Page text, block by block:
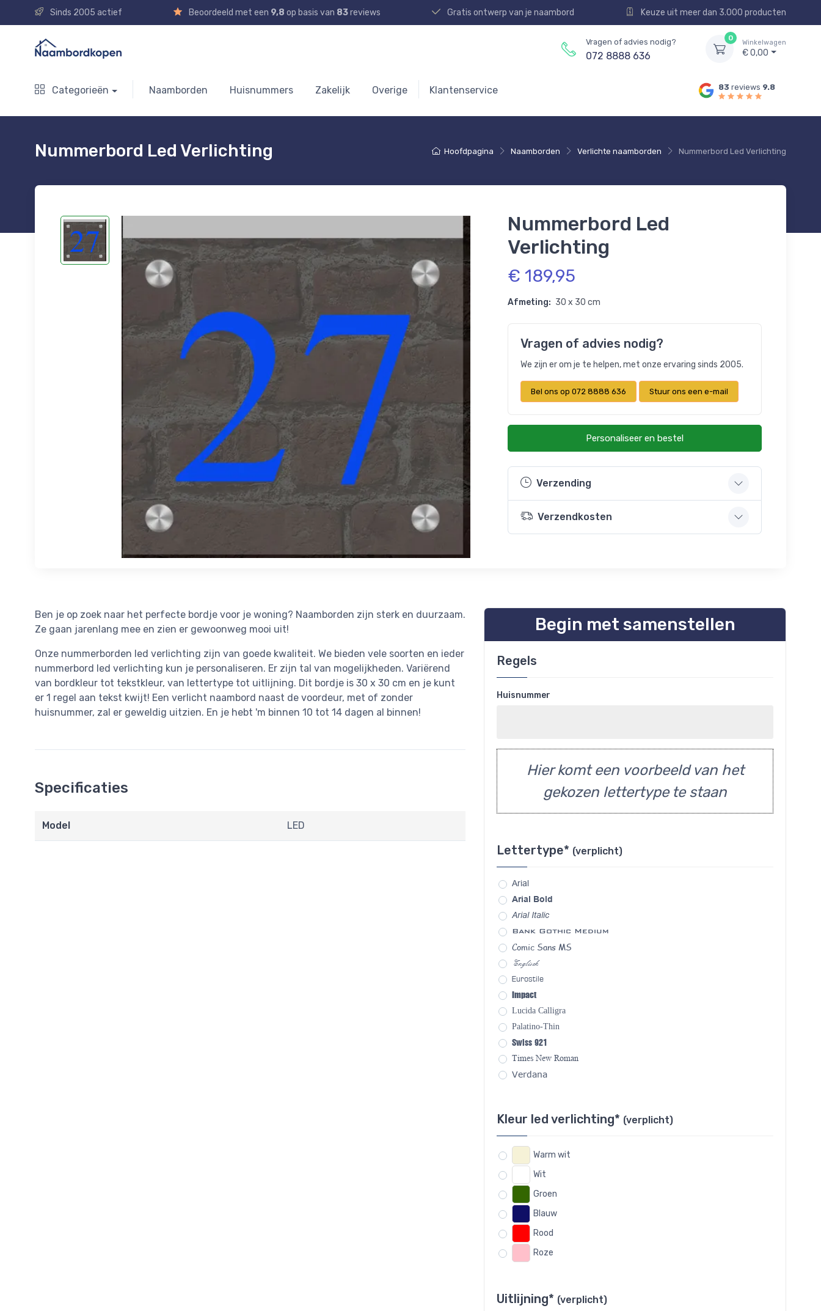
Sinds 2005 actief Beoordeeld met een 9,8 op basis van 83reviews Gratis ontwerp van je naambord Keuze uit meer dan 3.000 producten
Vragen of advies nodig?
072 8888 636
0
Winkelwagen
€ 0,00
Categorieën Naamborden Huisnummers Zakelijk Overige Klantenservice 83 reviews 9.8
Hoofdpagina Naamborden Verlichte naamborden Nummerbord Led Verlichting
Nummerbord Led Verlichting
Nummerbord Led
Verlichting
€ 189,95
Afmeting: 30 x 30 cm
Vragen of advies nodig?
We zijn er om je te helpen, met onze ervaring sinds 2005.
Bel ons op 072 8888 636 Stuur ons een e-mail
Personaliseer en bestel
Verzending
Verzendkosten
Ben je op zoek naar het perfecte bordje voor je woning? Naamborden zijn sterk en duurzaam.
Ze gaan jarenlang mee en zien er gewoonweg mooi uit!
Onze nummerborden led verlichting zijn van goede kwaliteit. We bieden vele soorten en ieder
nummerbord led verlichting kun je personaliseren. Er zijn tal van mogelijkheden. Variërend
van bordkleur tot tekstkleur, van lettertype tot uitlijning. Dit bordje is 30 x 30 cm en je kunt
er 1 regel aan tekst kwijt! Een verlicht naambord naast de voordeur, met of zonder
huisnummer, zal er geweldig uitzien. En je hebt 'm binnen 10 tot 14 dagen al binnen!
Specificaties
Model LED
Begin met samenstellen
Regels
Huisnummer
Hier komt een voorbeeld van het
gekozen lettertype te staan
Lettertype* (verplicht)
Arial
Arial Bold
Arial Italic
Bank Gothic Medium
Comic Sans MS
Englisch
Eurostile
Impact
Lucida Calligra
Palatino-Thin
Swiss 921
Times New Roman
Verdana
Kleur led verlichting* (verplicht)
Warm wit
Wit
Groen
Blauw
Rood
Roze
Uitlijning* (verplicht)